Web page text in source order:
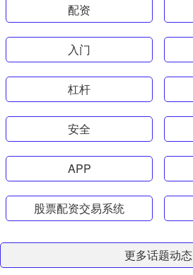
配资
入门
杠杆
安全
APP
股票配资交易系统
更多话题动态